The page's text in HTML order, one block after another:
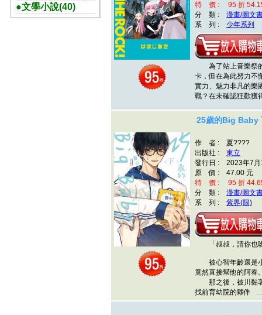
●文學小說(40)
特 價 : 95 折
分 類 : 漫畫/圖文
系 列 : 少年系列
為了站上音樂祭的
卡，但在為此努力不
實力、魅力非凡的樂
戰？在未確認狂歡
25歲的Big Baby
作 者 : 夏????
出版社 : 東立
發行日 : 2023年7月
原 價 : 47.00 元
特 價 : 95 折
分 類 : 漫畫/圖文
系 列 : 紫界(限)
「叔叔，請你也
被心智年齡還是小
竟然直接幫他的阿春
那之後，被川黏著
找前育幼院的夥伴